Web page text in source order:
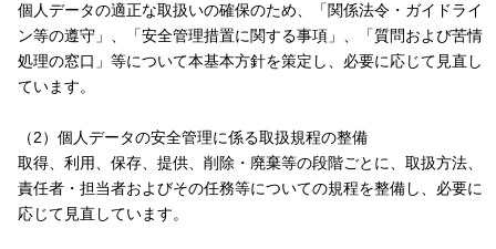
個人データの適正な取扱いの確保のため、「関係法令・ガイドライ
ン等の遵守」、「安全管理措置に関する事項」、「質問および苦情
処理の窓口」等について本基本方針を策定し、必要に応じて見直し
ています。
（2）個人データの安全管理に係る取扱規程の整備
取得、利用、保存、提供、削除・廃棄等の段階ごとに、取扱方法、
責任者・担当者およびその任務等についての規程を整備し、必要に
応じて見直しています。